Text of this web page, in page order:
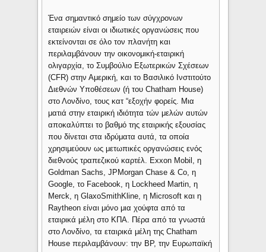
Ένα σημαντικό σημείο των σύγχρονων
εταιρειών είναι οι ιδιωτικές οργανώσεις που
εκτείνονται σε όλο τον πλανήτη και
περιλαμβάνουν την οικονομική-εταιρική
ολιγαρχία, το Συμβούλιο Εξωτερικών Σχέσεων
(CFR) στην Αμερική, και το Βασιλικό Ινστιτούτο
Διεθνών Υποθέσεων (ή του Chatham House)
στο Λονδίνο, τους κατ “εξοχήν φορείς. Μια
ματιά στην εταιρική ιδιότητα τών μελών αυτών
αποκαλύπτει το βαθμό της εταιρικής εξουσίας
που δίνεται στα ιδρύματα αυτά, τα οποία
χρησιμεύουν ως μετωπικές οργανώσεις ενός
διεθνούς τραπεζικού καρτέλ. Exxon Mobil, η
Goldman Sachs, JPMorgan Chase & Co, η
Google, το Facebook, η Lockheed Martin, η
Merck, η GlaxoSmithKline, η Microsoft και η
Raytheon είναι μόνο μια χούφτα από τα
εταιρικά μέλη στο ΚΠΑ. Πέρα από τα γνωστά
στο Λονδίνο, τα εταιρικά μέλη της Chatham
House περιλαμβάνουν: την BP, την Ευρωπαϊκή